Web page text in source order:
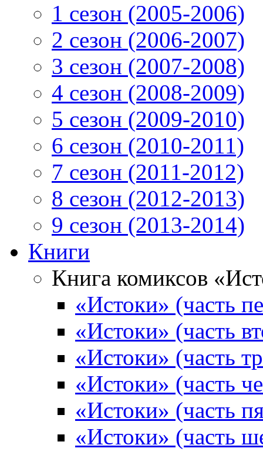
1 сезон (2005-2006)
2 сезон (2006-2007)
3 сезон (2007-2008)
4 сезон (2008-2009)
5 сезон (2009-2010)
6 сезон (2010-2011)
7 сезон (2011-2012)
8 сезон (2012-2013)
9 сезон (2013-2014)
Книги
Книга комиксов
«Истоки» (часть
«Истоки» (часть
«Истоки» (часть
«Истоки» (часть
«Истоки» (часть
«Истоки» (часть